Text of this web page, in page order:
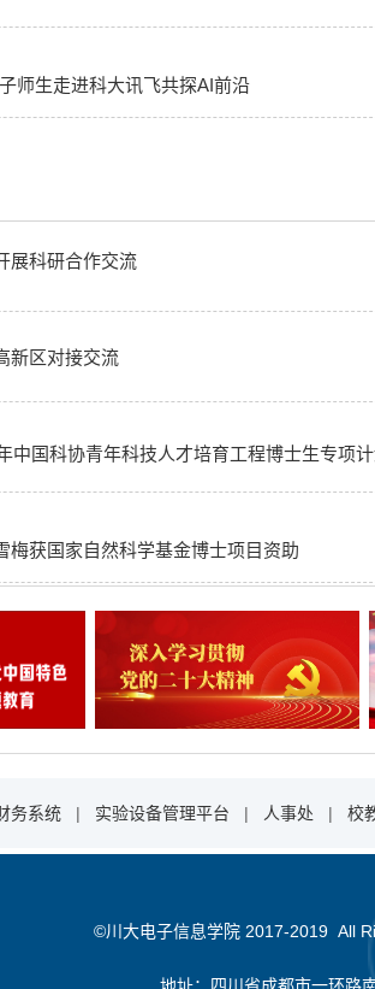
师生走进科大讯飞共探AI前沿
展科研合作交流
新区对接交流
中国科协青年科技人才培育工程博士生专项计
梅获国家自然科学基金博士项目资助
务系统 | 实验设备管理平台 | 人事处 | 校
©川大电子信息学院 2017-2019 All